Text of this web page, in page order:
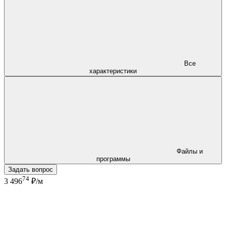
характеристики
программы
Задать вопрос
3 49674 ₽/м